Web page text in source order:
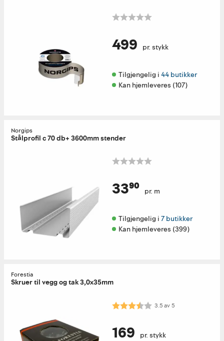
499 pr. stykk
Tilgjengelig i 44 butikker
Kan hjemleveres (107)
Norgips
Stålprofil c 70 db+ 3600mm stender
33⁹⁰ pr. m
Tilgjengelig i 7 butikker
Kan hjemleveres (399)
Forestia
Skruer til vegg og tak 3,0x35mm
Karakter: 3.5 av 5 mulige
3.5av5
169 pr. stykk